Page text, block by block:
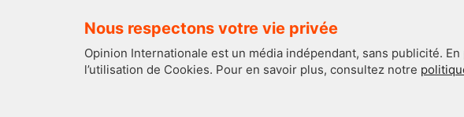
Nous respectons votre vie privée
Opinion Internationale est un média indépendant, sans publicité.
l’utilisation de Cookies. Pour en savoir plus, consultez notre